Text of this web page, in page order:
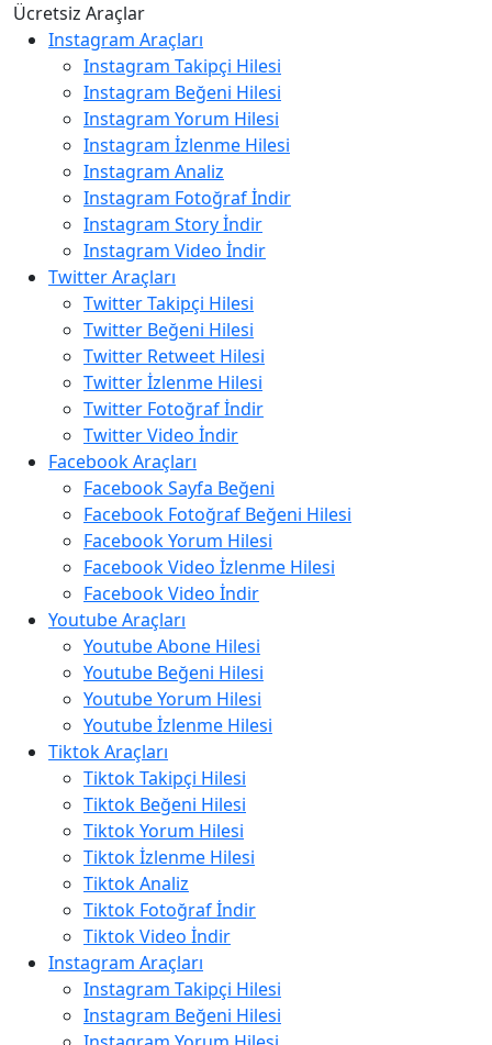
Ücretsiz Araçlar
Instagram Araçları
Instagram Takipçi Hilesi
Instagram Beğeni Hilesi
Instagram Yorum Hilesi
Instagram İzlenme Hilesi
Instagram Analiz
Instagram Fotoğraf İndir
Instagram Story İndir
Instagram Video İndir
Twitter Araçları
Twitter Takipçi Hilesi
Twitter Beğeni Hilesi
Twitter Retweet Hilesi
Twitter İzlenme Hilesi
Twitter Fotoğraf İndir
Twitter Video İndir
Facebook Araçları
Facebook Sayfa Beğeni
Facebook Fotoğraf Beğeni Hilesi
Facebook Yorum Hilesi
Facebook Video İzlenme Hilesi
Facebook Video İndir
Youtube Araçları
Youtube Abone Hilesi
Youtube Beğeni Hilesi
Youtube Yorum Hilesi
Youtube İzlenme Hilesi
Tiktok Araçları
Tiktok Takipçi Hilesi
Tiktok Beğeni Hilesi
Tiktok Yorum Hilesi
Tiktok İzlenme Hilesi
Tiktok Analiz
Tiktok Fotoğraf İndir
Tiktok Video İndir
Instagram Araçları
Instagram Takipçi Hilesi
Instagram Beğeni Hilesi